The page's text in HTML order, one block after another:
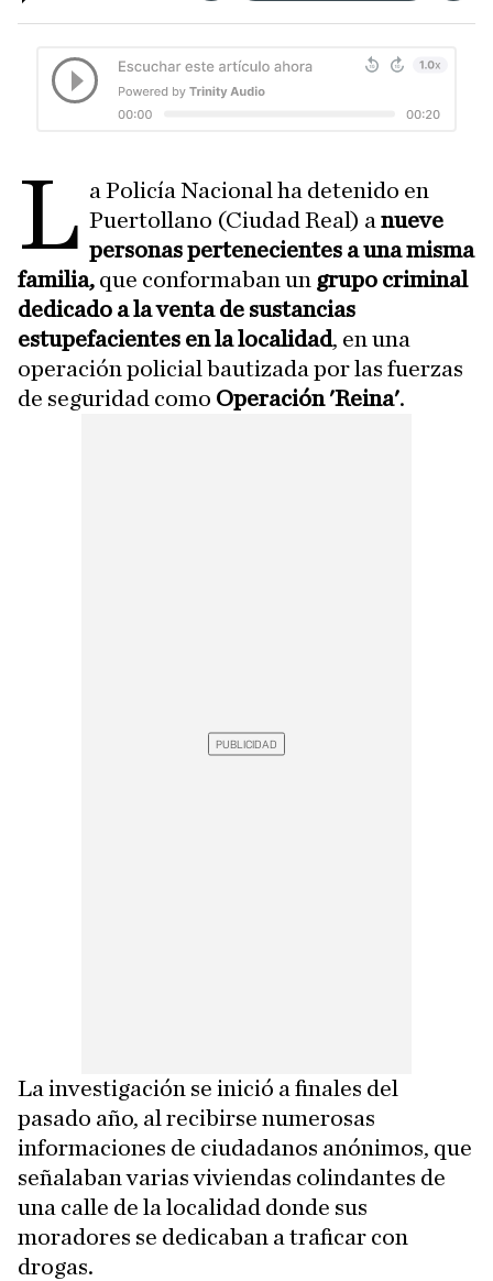
L a Policía Nacional ha detenido en
Puertollano (Ciudad Real) anueve
personas pertenecientes a una misma
familia, que conformaban un grupo criminal
dedicado a la venta de sustancias
estupefacientes en la localidad, en una
operación policial bautizada por las fuerzas
de seguridad como Operación 'Reina'.
La investigación se inició a finales del
pasado año, al recibirse numerosas
informaciones de ciudadanos anónimos, que
señalaban varias viviendas colindantes de
una calle de la localidad donde sus
moradores se dedicaban a traficar con
drogas.